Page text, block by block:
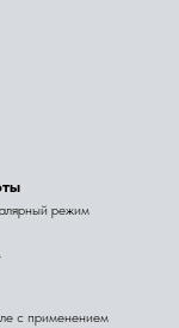
режим
с применением